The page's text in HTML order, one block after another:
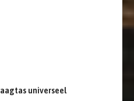
universeel